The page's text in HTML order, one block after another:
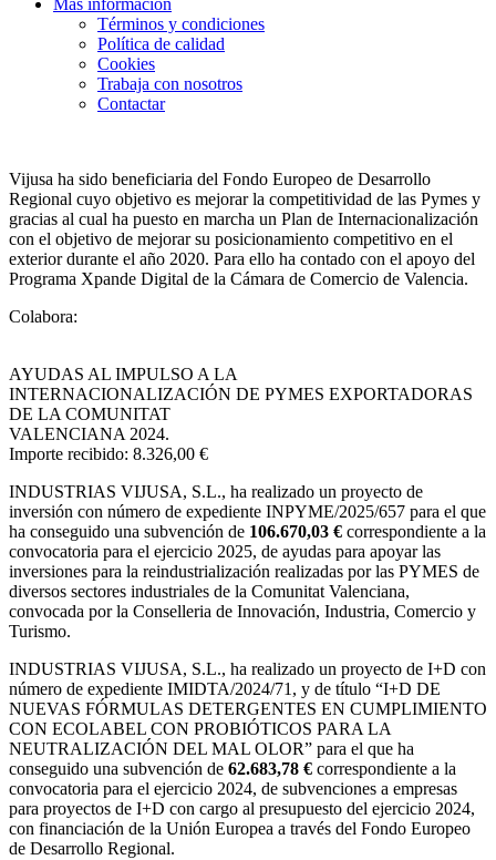
Más información
Términos y condiciones
Política de calidad
Cookies
Trabaja con nosotros
Contactar
Vijusa ha sido beneficiaria del Fondo Europeo de Desarrollo
Regional cuyo objetivo es mejorar la competitividad de las Pymes y
gracias al cual ha puesto en marcha un Plan de Internacionalización
con el objetivo de mejorar su posicionamiento competitivo en el
exterior durante el año 2020. Para ello ha contado con el apoyo del
Programa Xpande Digital de la Cámara de Comercio de Valencia.
Colabora:
AYUDAS AL IMPULSO A LA
INTERNACIONALIZACIÓN DE PYMES EXPORTADORAS
DE LA COMUNITAT
VALENCIANA 2024.
Importe recibido: 8.326,00 €
INDUSTRIAS VIJUSA, S.L., ha realizado un proyecto de
inversión con número de expediente INPYME/2025/657 para el que
ha conseguido una subvención de 106.670,03 € correspondiente a la
convocatoria para el ejercicio 2025, de ayudas para apoyar las
inversiones para la reindustrialización realizadas por las PYMES de
diversos sectores industriales de la Comunitat Valenciana,
convocada por la Conselleria de Innovación, Industria, Comercio y
Turismo.
INDUSTRIAS VIJUSA, S.L., ha realizado un proyecto de I+D con
número de expediente IMIDTA/2024/71, y de título “I+D DE
NUEVAS FÓRMULAS DETERGENTES EN CUMPLIMIENTO
CON ECOLABEL CON PROBIÓTICOS PARA LA
NEUTRALIZACIÓN DEL MAL OLOR” para el que ha
conseguido una subvención de 62.683,78 € correspondiente a la
convocatoria para el ejercicio 2024, de subvenciones a empresas
para proyectos de I+D con cargo al presupuesto del ejercicio 2024,
con financiación de la Unión Europea a través del Fondo Europeo
de Desarrollo Regional.